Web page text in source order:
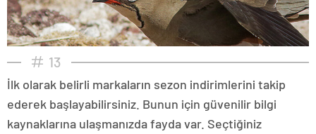
13
İlk olarak belirli markaların sezon indirimlerini takip
ederek başlayabilirsiniz. Bunun için güvenilir bilgi
kaynaklarına ulaşmanızda fayda var. Seçtiğiniz